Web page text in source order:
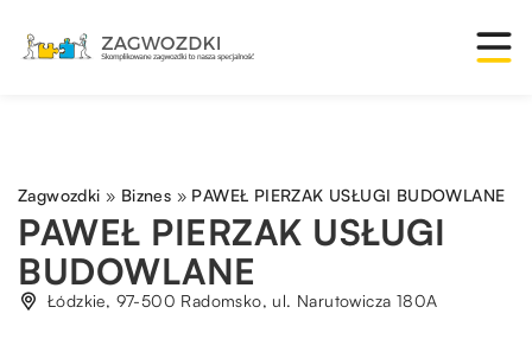
Zagwozdki » Biznes » PAWEŁ PIERZAK USŁUGI BUDOWLANE
PAWEŁ PIERZAK USŁUGI
BUDOWLANE
Łódzkie, 97-500 Radomsko, ul. Narutowicza 180A